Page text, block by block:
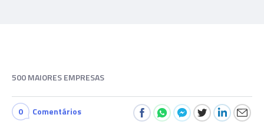
500 MAIORES EMPRESAS
0 Comentários